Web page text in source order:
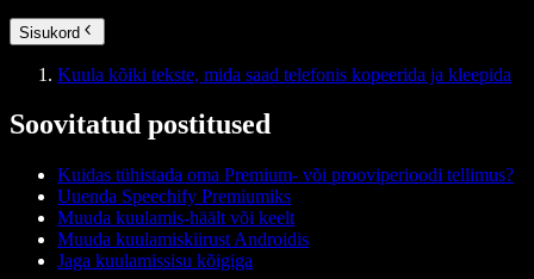
Sisukord
Kuula kõiki tekste, mida saad telefonis kopeerida ja kleepida
Soovitatud postitused
Kuidas tühistada oma Premium- või prooviperioodi tellimus?
Uuenda Speechify Premiumiks
Muuda kuulamis-häält või keelt
Muuda kuulamiskiirust Androidis
Jaga kuulamissisu kõigiga